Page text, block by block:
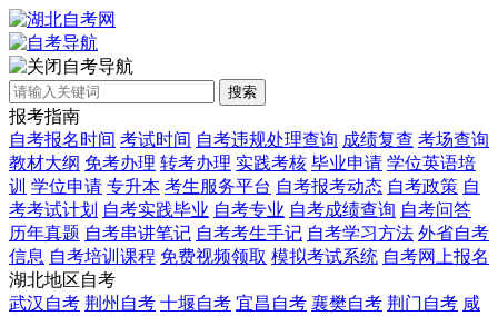
自考导航
搜索
报考指南
自考报名时间 考试时间 自考违规处理查询 成绩复查 考场查询
教材大纲 免考办理 转考办理 实践考核 毕业申请 学位英语培
训 学位申请 专升本 考生服务平台 自考报考动态 自考政策 自
考考试计划 自考实践毕业 自考专业 自考成绩查询 自考问答
历年真题 自考串讲笔记 自考考生手记 自考学习方法 外省自考
信息 自考培训课程 免费视频领取 模拟考试系统 自考网上报名
湖北地区自考
武汉自考 荆州自考 十堰自考 宜昌自考 襄樊自考 荆门自考 咸